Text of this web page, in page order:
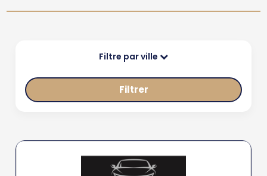
Filtre par ville
Filtrer